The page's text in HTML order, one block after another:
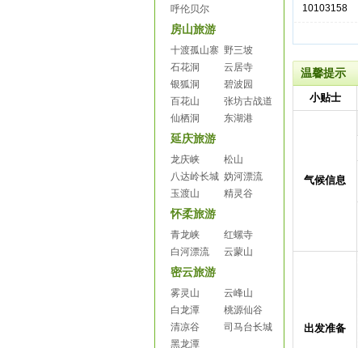
呼伦贝尔
房山旅游
十渡孤山寨 野三坡
石花洞
云居寺
银狐洞
碧波园
百花山
张坊古战道
仙栖洞
东湖港
延庆旅游
龙庆峡
松山
八达岭长城 妫河漂流
玉渡山
精灵谷
怀柔旅游
青龙峡
红螺寺
白河漂流
云蒙山
密云旅游
雾灵山
云峰山
白龙潭
桃源仙谷
清凉谷
司马台长城
黑龙潭
10103158
温馨提示
小贴士
气候信息
出发准备